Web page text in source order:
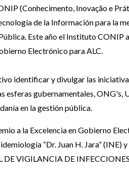
(Conhecimento, Inovação e
de la Información para la
Este año el Instituto CONIP
Electrónico para ALC.
identificar y divulgar las
esferas gubernamentales, ONG's,
en la gestión pública.
a la Excelencia en Gobierno
“Dr. Juan H. Jara” (INE)
VIGILANCIA DE